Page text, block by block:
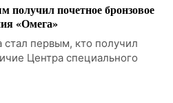
получил почетное бронзовое
«Омега»
первым, кто получил
Центра специального